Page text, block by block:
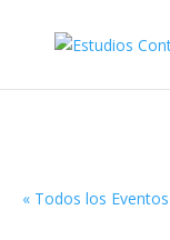
« Todos los Eventos